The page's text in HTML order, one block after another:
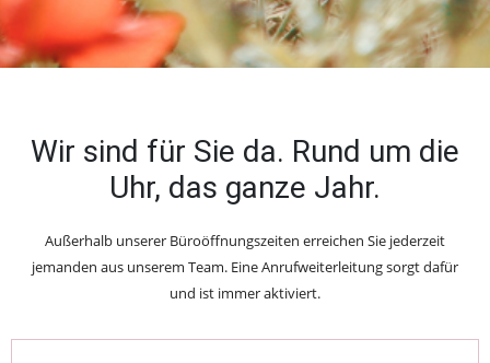
Wir sind für Sie da. Rund um die
Uhr, das ganze Jahr.
Außerhalb unserer Büroöffnungszeiten erreichen Sie jederzeit
jemanden aus unserem Team. Eine Anrufweiterleitung sorgt dafür
und ist immer aktiviert.